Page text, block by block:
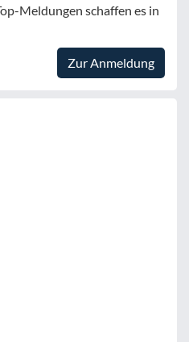
Meldungen schaffen es in
Zur Anmeldung